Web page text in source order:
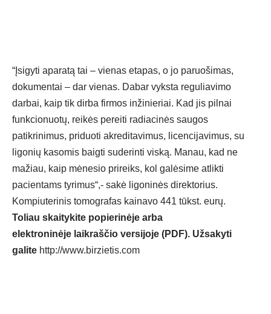
“Įsigyti aparatą tai – vienas etapas, o jo paruošimas,
dokumentai – dar vienas. Dabar vyksta reguliavimo
darbai, kaip tik dirba firmos inžinieriai. Kad jis pilnai
funkcionuotų, reikės pereiti radiacinės saugos
patikrinimus, priduoti akreditavimus, licencijavimus, su
ligonių kasomis baigti suderinti viską. Manau, kad ne
mažiau, kaip mėnesio prireiks, kol galėsime atlikti
pacientams tyrimus“,- sakė ligoninės direktorius.
Kompiuterinis tomografas kainavo 441 tūkst. eurų.
Toliau skaitykite popierinėje arba
elektroninėje laikraščio versijoje (PDF). Užsakyti
galite http://www.birzietis.com